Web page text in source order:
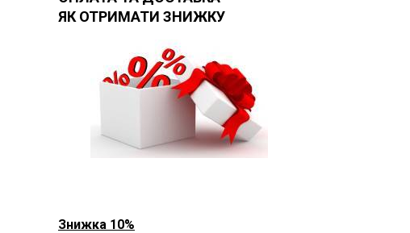
ЯК ОТРИМАТИ ЗНИЖКУ
Знижка 10%